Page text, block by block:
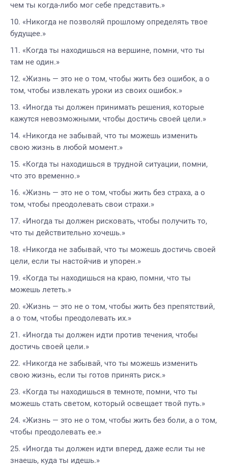
чем ты когда-либо мог себе представить.»
«Никогда не позволяй прошлому определять твое
будущее.»
«Когда ты находишься на вершине, помни, что ты
там не один.»
«Жизнь — это не о том, чтобы жить без ошибок, а о
том, чтобы извлекать уроки из своих ошибок.»
«Иногда ты должен принимать решения, которые
кажутся невозможными, чтобы достичь своей цели.»
«Никогда не забывай, что ты можешь изменить
свою жизнь в любой момент.»
«Когда ты находишься в трудной ситуации, помни,
что это временно.»
«Жизнь — это не о том, чтобы жить без страха, а о
том, чтобы преодолевать свои страхи.»
«Иногда ты должен рисковать, чтобы получить то,
что ты действительно хочешь.»
«Никогда не забывай, что ты можешь достичь своей
цели, если ты настойчив и упорен.»
«Когда ты находишься на краю, помни, что ты
можешь лететь.»
«Жизнь — это не о том, чтобы жить без препятствий,
а о том, чтобы преодолевать их.»
«Иногда ты должен идти против течения, чтобы
достичь своей цели.»
«Никогда не забывай, что ты можешь изменить
свою жизнь, если ты готов принять риск.»
«Когда ты находишься в темноте, помни, что ты
можешь стать светом, который освещает твой путь.»
«Жизнь — это не о том, чтобы жить без боли, а о том,
чтобы преодолевать ее.»
«Иногда ты должен идти вперед, даже если ты не
знаешь, куда ты идешь.»